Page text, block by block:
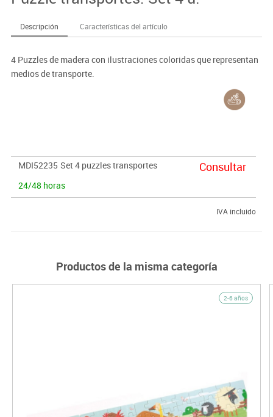
Descripción Características del artículo
4 Puzzles de madera con ilustraciones coloridas que representan
medios de transporte.
MDI52235 Set 4 puzzles transportes
24/48 horas
Consultar
IVA incluido
Productos de la misma categoría
2-6 años